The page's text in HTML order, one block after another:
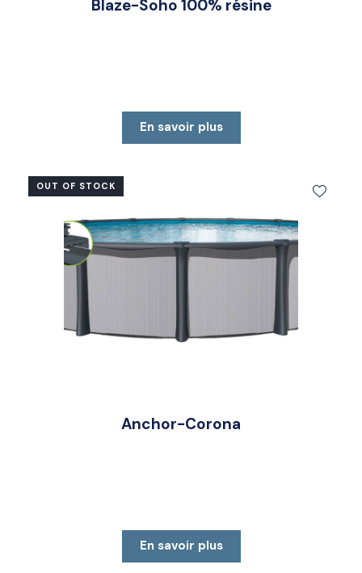
Blaze-Soho 100% résine
En savoir plus
OUT OF STOCK
Anchor-Corona
En savoir plus